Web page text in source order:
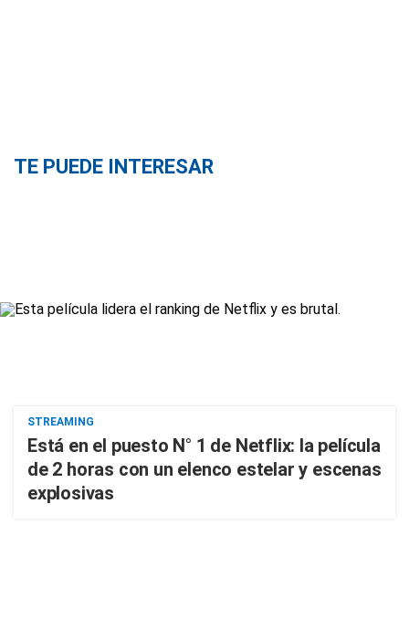
TE PUEDE INTERESAR
STREAMING
Está en el puesto N° 1 de Netflix: la película
de 2 horas con un elenco estelar y escenas
explosivas